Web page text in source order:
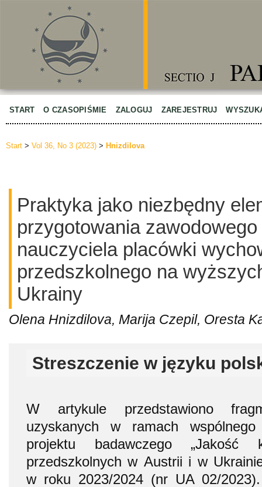
START O CZASOPIŚMIE ZALOGUJ ZAREJESTRUJ
Start > Vol 36, No 3 (2023) > Hnizdilova
Praktyka jako niezbędny
przygotowania zawodowego
nauczyciela placówki
przedszkolnego na
Ukrainy
Olena Hnizdilova, Marija Czepil, Oresta
Streszczenie w języku
W artykule przedstawiono
uzyskanych w ramach wspólnego
projektu badawczego „Jakość
przedszkolnych w Austrii i w
w roku 2023/2024 (nr UA 02/